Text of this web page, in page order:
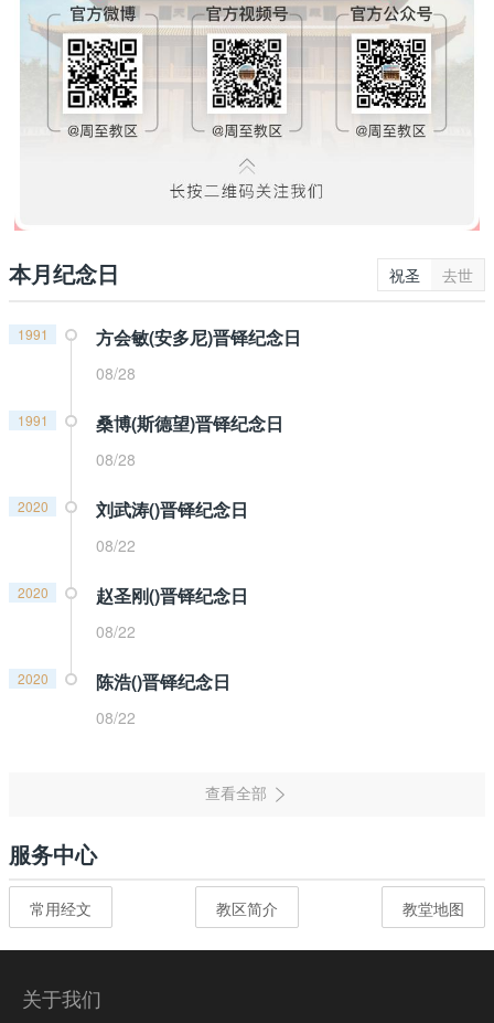
本月纪念日 祝圣 去世
1991 方会敏(安多尼)晋铎纪念日
08/28
1991 桑博(斯德望)晋铎纪念日
08/28
2020 刘武涛()晋铎纪念日
08/22
2020 赵圣刚()晋铎纪念日
08/22
2020 陈浩()晋铎纪念日
08/22
服务中心
常用经文 教区简介 教堂地图
关于我们